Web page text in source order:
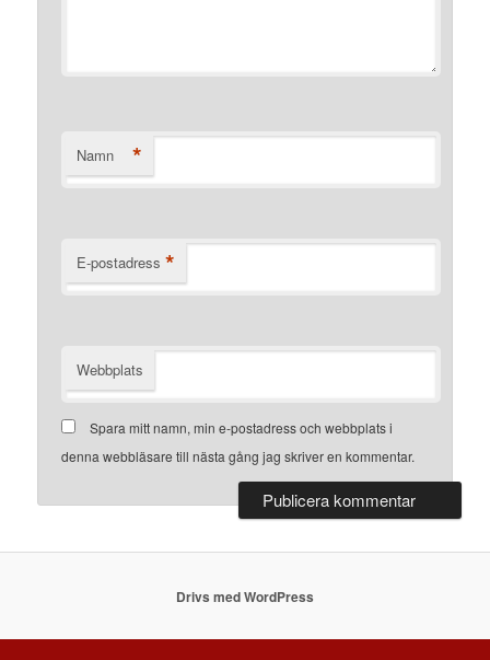
Namn *
E-postadress *
Webbplats
Spara mitt namn, min e-postadress och webbplats i
denna webbläsare till nästa gång jag skriver en kommentar.
Drivs med WordPress